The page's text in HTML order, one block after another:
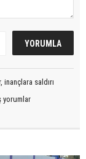
saldırı
yorumlar